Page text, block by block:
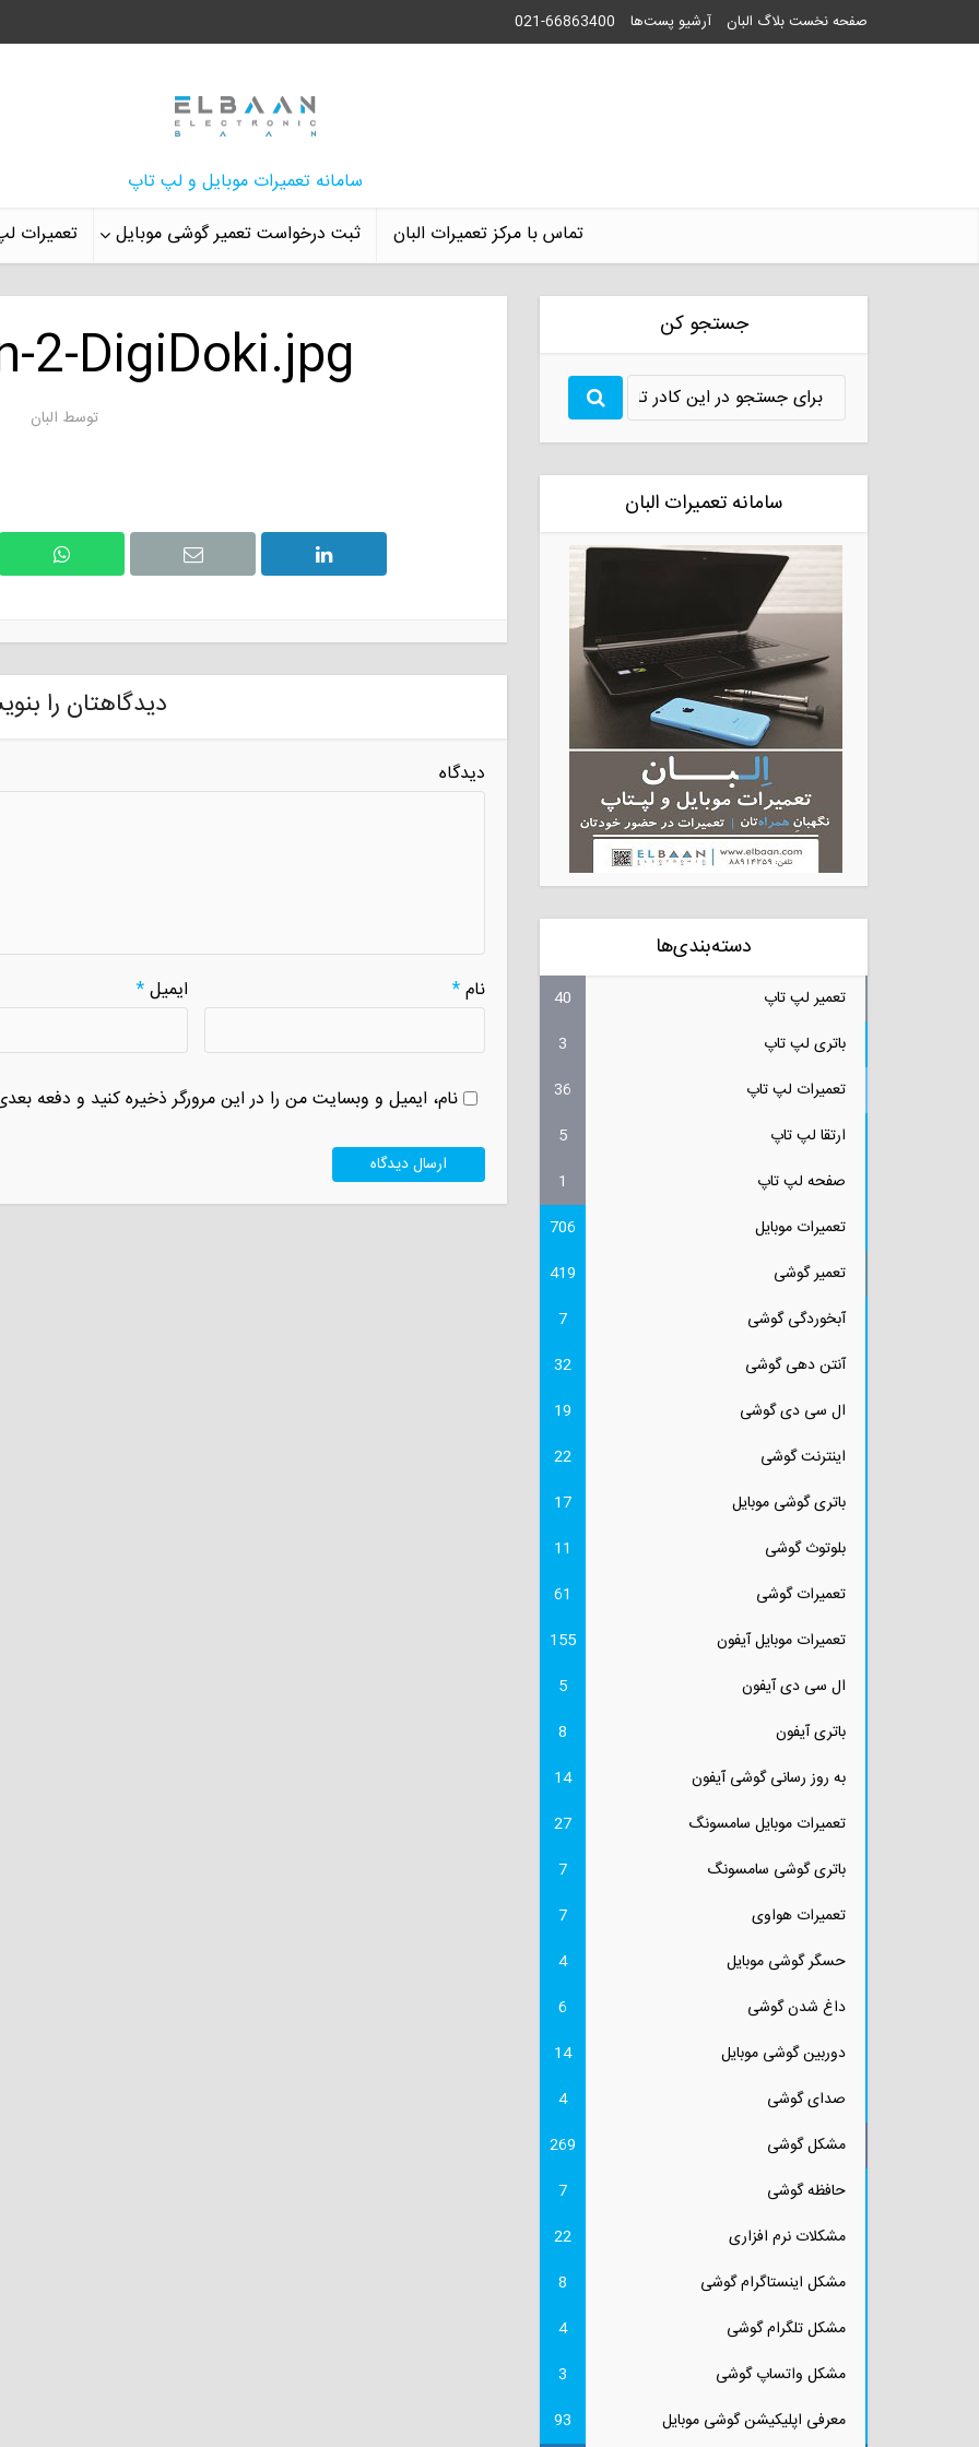
صفحه نخست بلاگ البان آرشیو پست‌ها 021-66863400
سامانه تعمیرات موبایل و لپ تاپ
تماس با مرکز تعمیرات البان
ثبت درخواست تعمیر گوشی موبایل تعمیرات
2-DigiDoki.jpg
توسط البان
دیدگاهتان را
دیدگاه
نام* ایمیل*
نام، ایمیل و وبسایت من را در این مرورگر ذخیره کنید و دفعه
جستجو کن
سامانه تعمیرات البان
دسته‌بندی‌ها
تعمیر لپ تاپ
40
باتری لپ تاپ
3
تعمیرات لپ تاپ
36
ارتقا لپ تاپ
5
صفحه لپ تاپ
1
تعمیرات موبایل
706
تعمیر گوشی
419
آبخوردگی گوشی
7
آنتن دهی گوشی
32
ال سی دی گوشی
19
اینترنت گوشی
22
باتری گوشی موبایل
17
بلوتوث گوشی
11
تعمیرات گوشی
61
تعمیرات موبایل آیفون
155
ال سی دی آیفون
5
باتری آیفون
8
به روز رسانی گوشی آیفون
14
تعمیرات موبایل سامسونگ
27
باتری گوشی سامسونگ
7
تعمیرات هواوی
7
حسگر گوشی موبایل
4
داغ شدن گوشی
6
دوربین گوشی موبایل
14
صدای گوشی
4
مشکل گوشی
269
حافظه گوشی
7
مشکلات نرم افزاری
22
مشکل اینستاگرام گوشی
8
مشکل تلگرام گوشی
4
مشکل واتساپ گوشی
3
معرفی اپلیکیشن گوشی موبایل
93